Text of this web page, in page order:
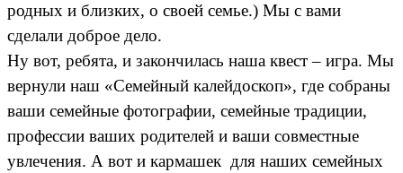
родных и близких, о своей семье.) Мы с вами
сделали доброе дело.
Ну вот, ребята, и закончилась наша квест – игра. Мы
вернули наш «Семейный калейдоскоп», где собраны
ваши семейные фотографии, семейные традиции,
профессии ваших родителей и ваши совместные
увлечения. А вот и кармашек для наших семейных